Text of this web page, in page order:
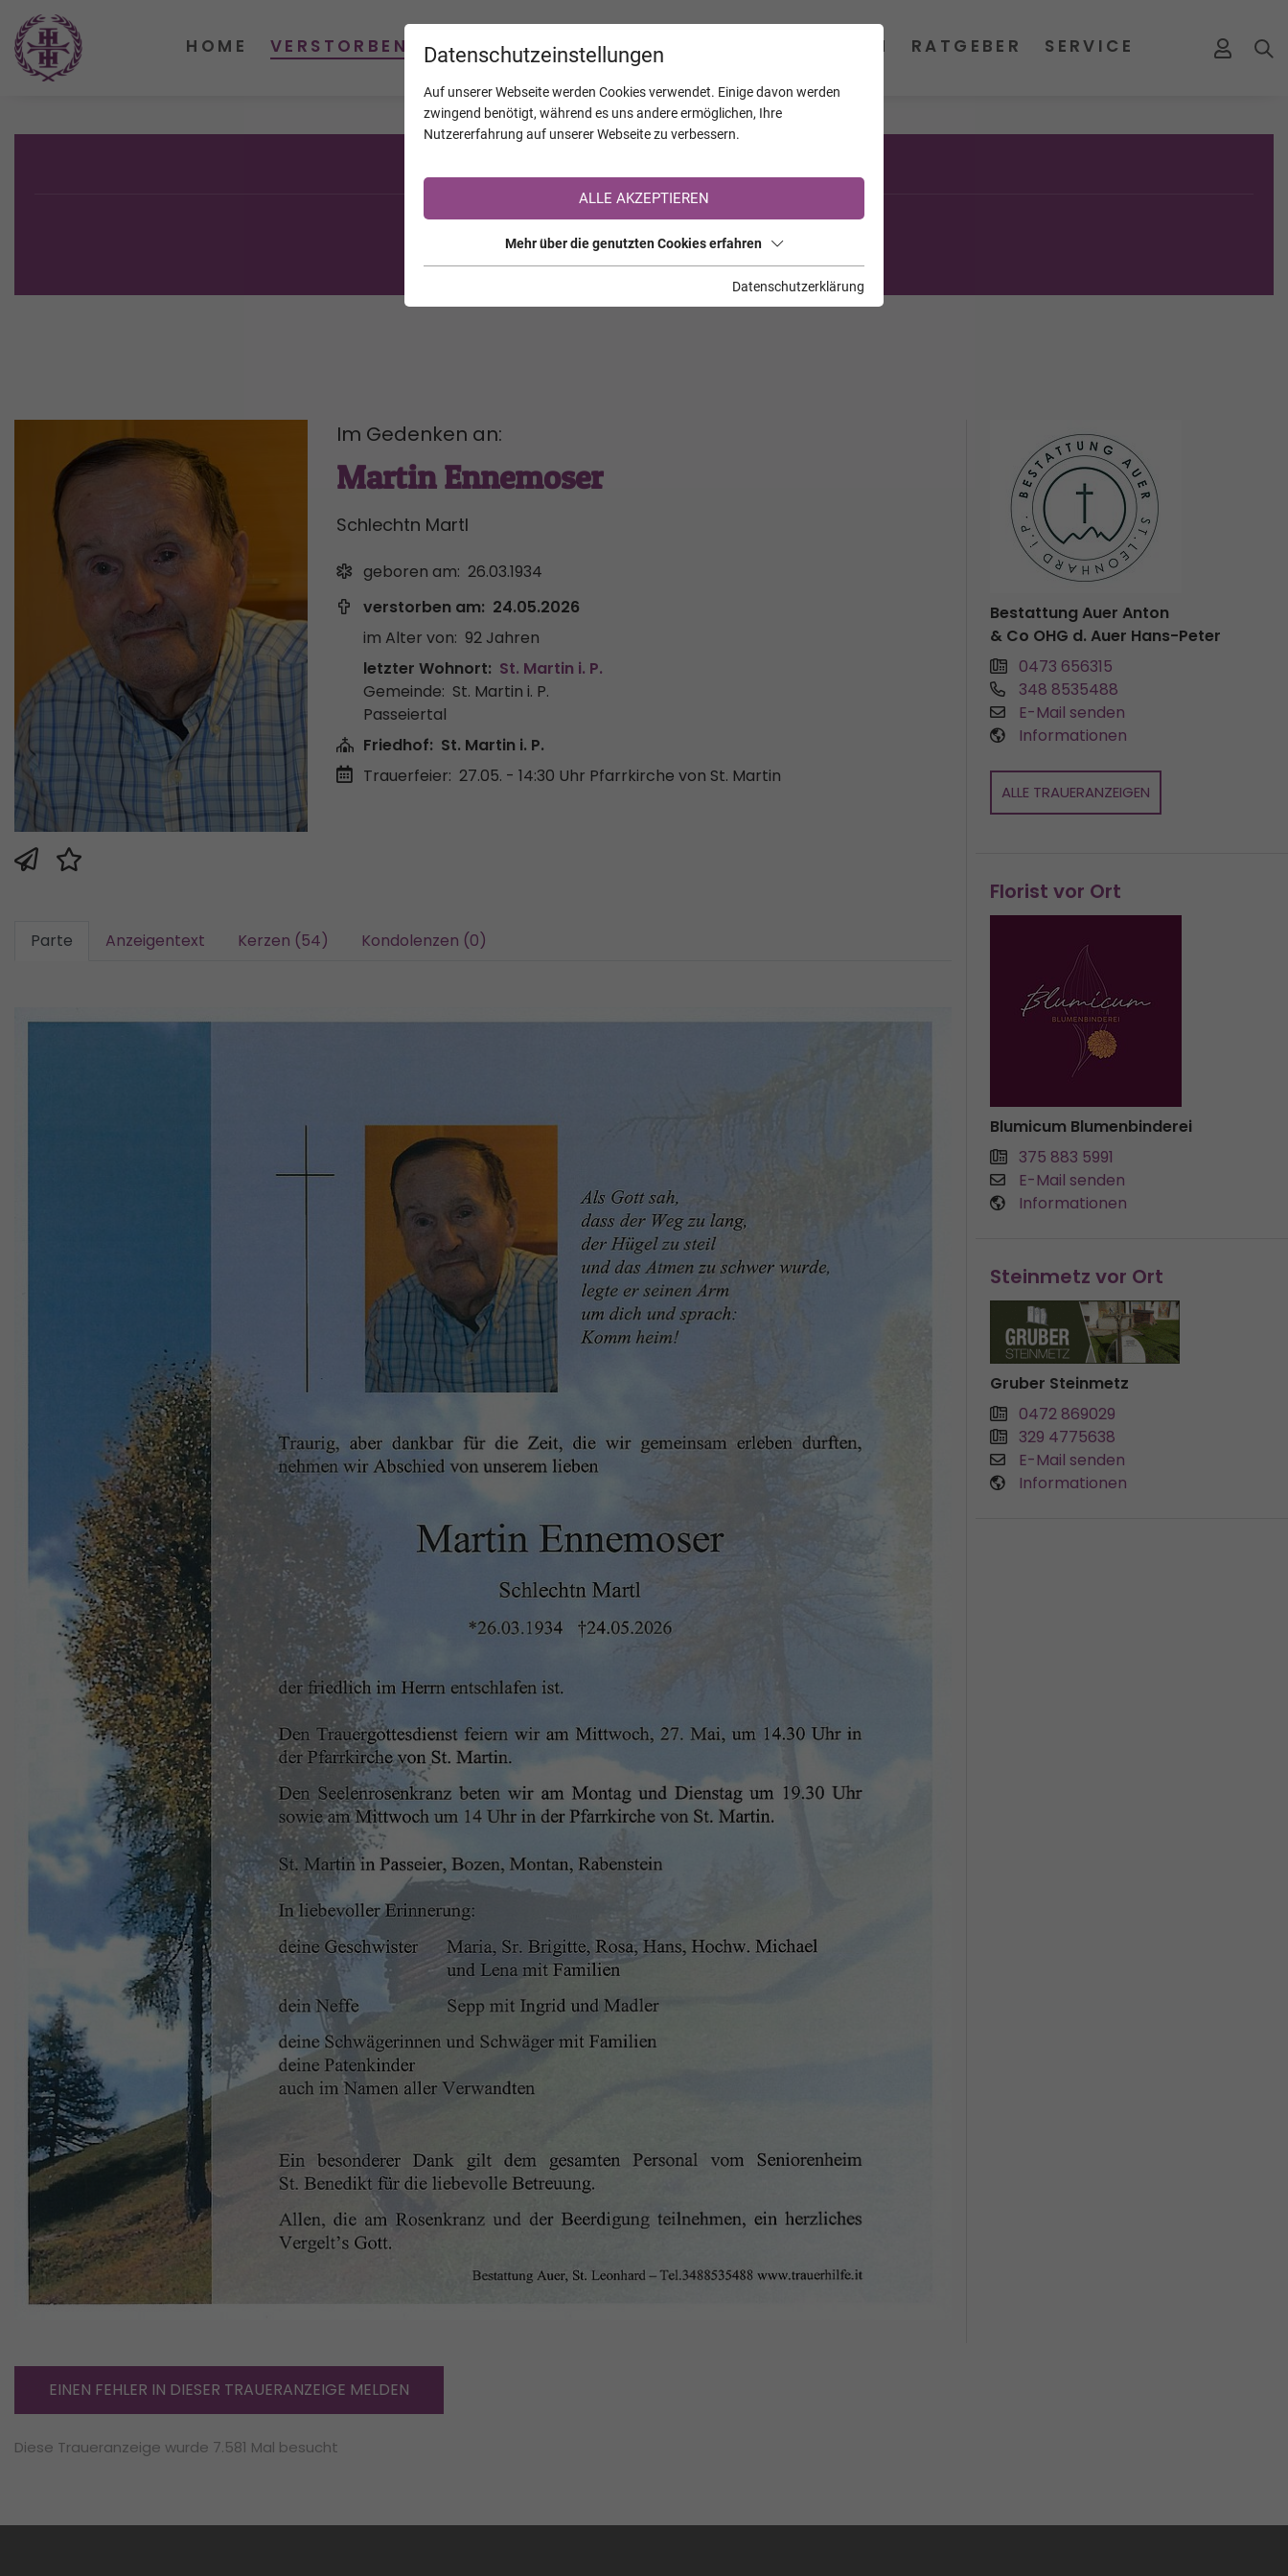
Sie sind noch nicht auf TrauerHilfe.it registriert?
>> zur kostenlosen Registrierung <<
Im Gedenken an:
Martin Ennemoser
Schlechtn Martl
geboren am: 26.03.1934
verstorben am: 24.05.2026
im Alter von: 92 Jahren
letzter Wohnort: St. Martin i. P.
Gemeinde: St. Martin i. P.
Passeiertal
Friedhof: St. Martin i. P.
Trauerfeier: 27.05. - 14:30 Uhr Pfarrkirche von St. Martin
Parte Anzeigentext Kerzen (54) Kondolenzen (0)
Bestattung Auer Anton
& Co OHG d. Auer Hans-Peter
0473 656315
348 8535488
E-Mail senden
Informationen
ALLE TRAUERANZEIGEN
Florist vor Ort
Blumicum Blumenbinderei
375 883 5991
E-Mail senden
Informationen
Steinmetz vor Ort
Gruber Steinmetz
0472 869029
329 4775638
E-Mail senden
Informationen
EINEN FEHLER IN DIESER TRAUERANZEIGE MELDEN
Diese Traueranzeige wurde 7.581 Mal besucht
Datenschutzeinstellungen
Auf unserer Webseite werden Cookies verwendet. Einige davon werden
zwingend benötigt, während es uns andere ermöglichen, Ihre
Nutzererfahrung auf unserer Webseite zu verbessern.
ALLE AKZEPTIEREN
Mehr über die genutzten Cookies erfahren
Datenschutzerklärung
HOME VERSTORBENE KALENDER JAHRESTAGE UNTERNEHMEN RATGEBER SERVICE